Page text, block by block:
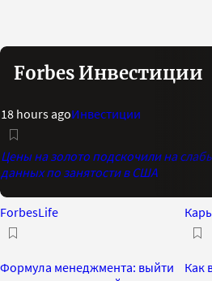
Forbes Инвестиции
18 hours agoИнвестиции
Цены на золото подскочили на
данных по занятости в США
ForbesLife
Формула менеджмента: выйти
Как